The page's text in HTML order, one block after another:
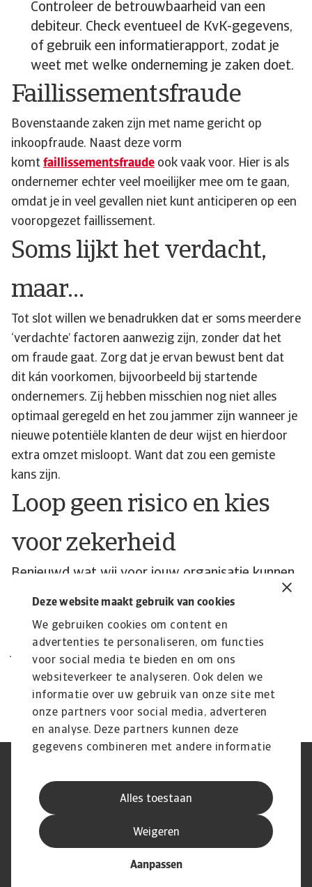
Deze website maakt gebruik van cookies
We gebruiken cookies om content en
advertenties te personaliseren, om functies
voor social media te bieden en om ons
websiteverkeer te analyseren. Ook delen we
informatie over uw gebruik van onze site met
onze partners voor social media, adverteren
en analyse. Deze partners kunnen deze
gegevens combineren met andere informatie
verzameld op basis van uw gebruik van hun
services.
Alles toestaan
Aanpassen
Weigeren
Controleer de betrouwbaarheid van een
debiteur. Check eventueel de KvK-gegevens,
of gebruik een informatierapport, zodat je
weet met welke onderneming je zaken doet.
Faillissementsfraude
Bovenstaande zaken zijn met name gericht op
inkoopfraude. Naast deze vorm
komt faillissementsfraude ook vaak voor. Hier is als
ondernemer echter veel moeilijker mee om te gaan,
omdat je in veel gevallen niet kunt anticiperen op een
vooropgezet faillissement.
Soms lijkt het verdacht,
maar…
Tot slot willen we benadrukken dat er soms meerdere
‘verdachte’ factoren aanwezig zijn, zonder dat het
om fraude gaat. Zorg dat je ervan bewust bent dat
dit kán voorkomen, bijvoorbeeld bij startende
ondernemers. Zij hebben misschien nog niet alles
optimaal geregeld en het zou jammer zijn wanneer je
nieuwe potentiële klanten de deur wijst en hierdoor
extra omzet misloopt. Want dat zou een gemiste
kans zijn.
Loop geen risico en kies
voor zekerheid
Benieuwd wat wij voor jouw organisatie kunnen
betekenen? Graag geven wij jou inzicht in je
zoek naar de best passende oplossingen voor
jouw bedrijf. Want iedere onderneming is
tenslotte uniek.
Cookie informatie
Phishing en fraude
Juridische informatie
Supplier information